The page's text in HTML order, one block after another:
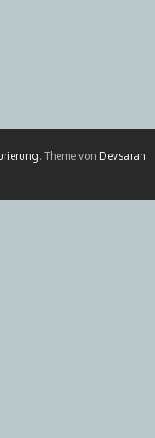
. Theme von Devsaran